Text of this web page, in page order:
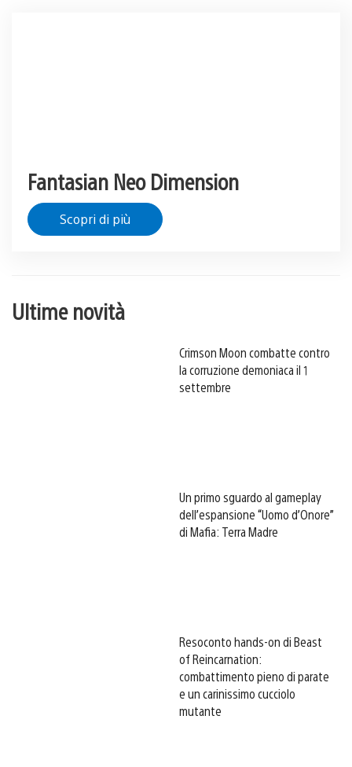
Fantasian Neo Dimension
Scopri di più
Ultime novità
Crimson Moon combatte contro
la corruzione demoniaca il 1
settembre
Un primo sguardo al gameplay
dell’espansione “Uomo d’Onore”
di Mafia: Terra Madre
Resoconto hands-on di Beast
of Reincarnation:
combattimento pieno di parate
e un carinissimo cucciolo
mutante